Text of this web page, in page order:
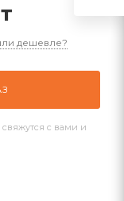
дешевле?
с вами и